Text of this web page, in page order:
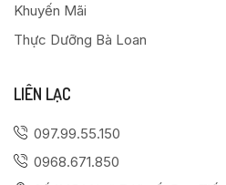
Khuyến Mãi
Thực Dưỡng Bà Loan
LIÊN LẠC
097.99.55.150
0968.671.850